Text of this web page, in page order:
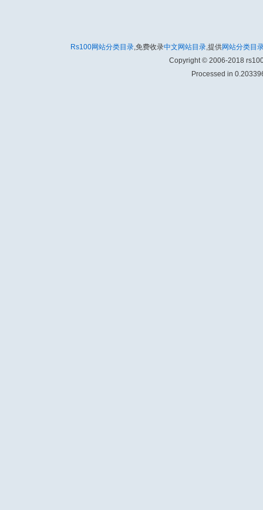
Rs100网站分类目录,免费收录中文网站目录,提供网站分类目
Copyright © 2006-2018
Processed in